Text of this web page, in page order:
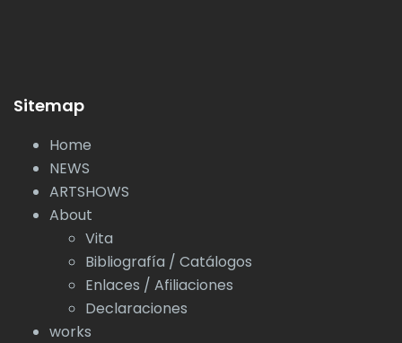
Sitemap
Home
NEWS
ARTSHOWS
About
Vita
Bibliografía / Catálogos
Enlaces / Afiliaciones
Declaraciones
works